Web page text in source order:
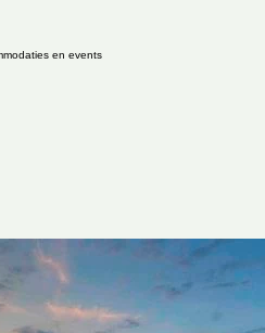
en events